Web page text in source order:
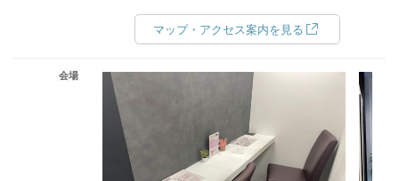
マップ・アクセス案内を見る
会場